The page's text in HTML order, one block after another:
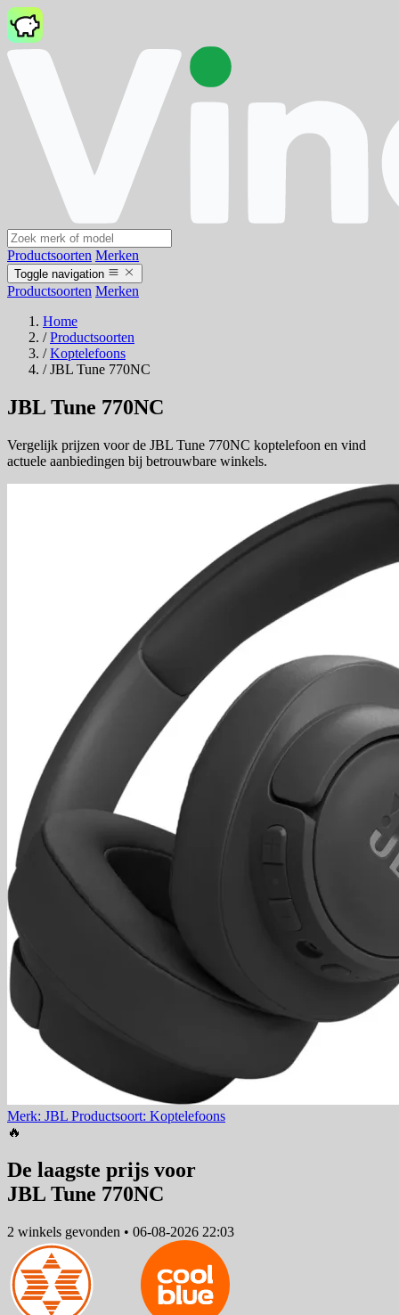
Productsoorten Merken
Toggle navigation
Productsoorten Merken
Home
/ Productsoorten
/ Koptelefoons
/ JBL Tune 770NC
JBL Tune 770NC
Vergelijk prijzen voor de JBL Tune 770NC koptelefoon en vind
actuele aanbiedingen bij betrouwbare winkels.
Merk: JBL Productsoort: Koptelefoons
🔥
De laagste prijs voor
JBL Tune 770NC
2 winkels gevonden • 06-08-2026 22:03